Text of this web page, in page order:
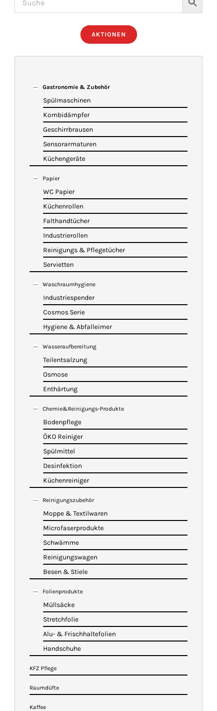
IMBISSANHÄNGER
KATALOG
WARENKORB
AKTIONEN
Gastronomie & Zubehör
Spülmaschinen
Kombidämpfer
Geschirrbrausen
Sensorarmaturen
Küchengeräte
Papier
WC Papier
Küchenrollen
Falthandtücher
Industrierollen
Reinigungs & Pflegetücher
Servietten
Waschraumhygiene
Industriespender
Cosmos Serie
Hygiene & Abfalleimer
Wasseraufbereitung
Teilentsalzung
Osmose
Enthärtung
Chemie&Reinigungs-Produkte
Bodenpflege
ÖKO Reiniger
Spülmittel
Desinfektion
Küchenreiniger
Reinigungszubehör
Moppe & Textilwaren
Microfaserprodukte
Schwämme
Reinigungswagen
Besen & Stiele
Folienprodukte
Müllsäcke
Stretchfolie
Alu- & Frischhaltefolien
Handschuhe
KFZ Pflege
Raumdüfte
Kaffee